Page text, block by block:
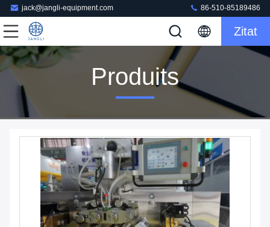
jack@jangli-equipment.com 86-510-85189486
Zitat
Produits